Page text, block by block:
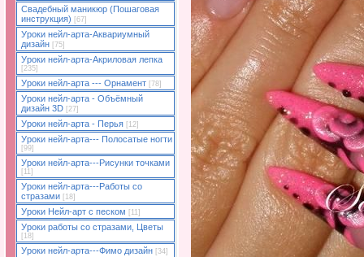
Свадебный маникюр (Пошаговая
инструкция)
[67]
Уроки нейл-арта-Аквариумный
дизайн
[75]
Уроки нейл-арта-Акриловая лепка
[235]
Уроки нейл-арта --- Орнамент [78]
Уроки нейл-арта - Объёмный
дизайн 3D
[27]
Уроки нейл-арта - Перья [12]
Уроки нейл-арта--- Полосатые ногти
[99]
Уроки нейл-арта---Рисунки точками
[11]
Уроки нейл-арта---Работы со
стразами
[18]
Уроки Нейл-арт с песком [11]
Уроки работы со стразами, Цветы
[18]
Уроки нейл-арта---Фимо дизайн [34]